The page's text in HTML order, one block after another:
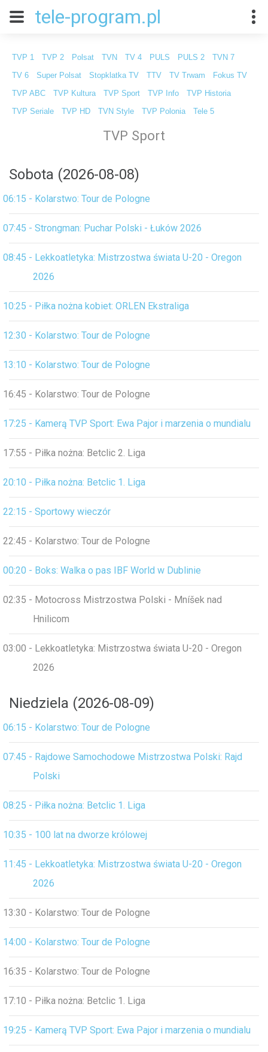
tele-program.pl
TVP 1 TVP 2 Polsat TVN TV 4 PULS PULS 2 TVN 7
TV 6 Super Polsat Stopklatka TV TTV TV Trwam Fokus TV
TVP ABC TVP Kultura TVP Sport TVP Info TVP Historia
TVP Seriale TVP HD TVN Style TVP Polonia Tele 5
TVP Sport
Sobota (2026-08-08)
06:15 - Kolarstwo: Tour de Pologne
07:45 - Strongman: Puchar Polski - Łuków 2026
08:45 - Lekkoatletyka: Mistrzostwa świata U-20 - Oregon
2026
10:25 - Piłka nożna kobiet: ORLEN Ekstraliga
12:30 - Kolarstwo: Tour de Pologne
13:10 - Kolarstwo: Tour de Pologne
16:45 - Kolarstwo: Tour de Pologne
17:25 - Kamerą TVP Sport: Ewa Pajor i marzenia o mundialu
17:55 - Piłka nożna: Betclic 2. Liga
20:10 - Piłka nożna: Betclic 1. Liga
22:15 - Sportowy wieczór
22:45 - Kolarstwo: Tour de Pologne
00:20 - Boks: Walka o pas IBF World w Dublinie
02:35 - Motocross Mistrzostwa Polski - Mníšek nad
Hnilicom
03:00 - Lekkoatletyka: Mistrzostwa świata U-20 - Oregon
2026
Niedziela (2026-08-09)
06:15 - Kolarstwo: Tour de Pologne
07:45 - Rajdowe Samochodowe Mistrzostwa Polski: Rajd
Polski
08:25 - Piłka nożna: Betclic 1. Liga
10:35 - 100 lat na dworze królowej
11:45 - Lekkoatletyka: Mistrzostwa świata U-20 - Oregon
2026
13:30 - Kolarstwo: Tour de Pologne
14:00 - Kolarstwo: Tour de Pologne
16:35 - Kolarstwo: Tour de Pologne
17:10 - Piłka nożna: Betclic 1. Liga
19:25 - Kamerą TVP Sport: Ewa Pajor i marzenia o mundialu